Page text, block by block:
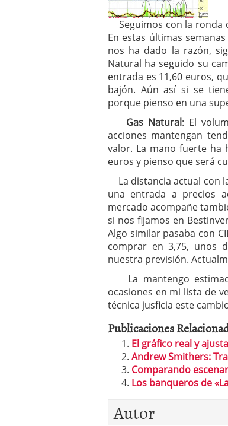
Seguimos con la ronda
En estas últimas
nos ha dado la razón,
Natural ha seguido su
entrada es 11,60 euros,
bajón. Aún así si se
porque pienso en una
Gas Natural: El
acciones mantengan
valor. La mano fuerte ha
euros y pienso que será
La distancia actual con
una entrada a precios
mercado acompañe
si nos fijamos en
Algo similar pasaba con
comprar en 3,75, unos
nuestra previsión.
La mantengo
ocasiones en mi lista de
técnica jusficia este
Publicaciones
El gráfico real y
Andrew Smithers:
Comparando
Los banqueros de
Autor